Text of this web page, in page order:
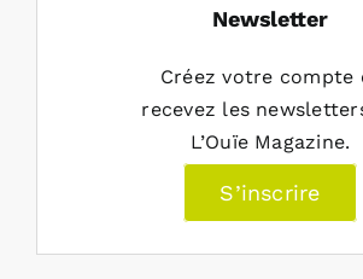
Newsletter
Créez votre compte
recevez les
L’Ouïe Magazine.
S’inscrire